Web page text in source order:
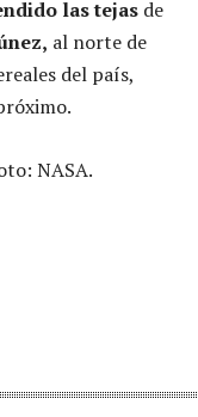
las tejas de
al norte de
del país,
NASA.